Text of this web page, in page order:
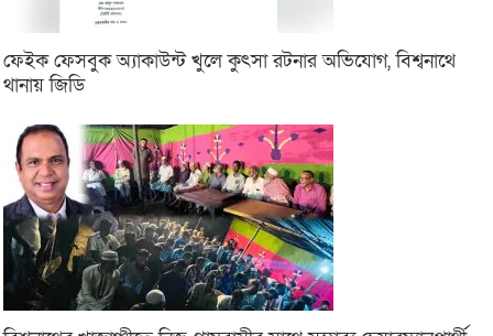
ফেইক ফেসবুক অ্যাকাউন্ট খুলে কুৎসা রটনার অভিযোগ, বিশ্বনাথে
থানায় জিডি